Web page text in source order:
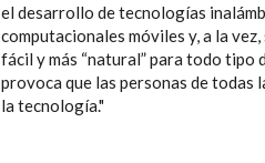
el desarrollo de tecnologías
computacionales móviles y, a la vez,
fácil y más “natural” para todo tipo
provoca que las personas de todas
la tecnología."